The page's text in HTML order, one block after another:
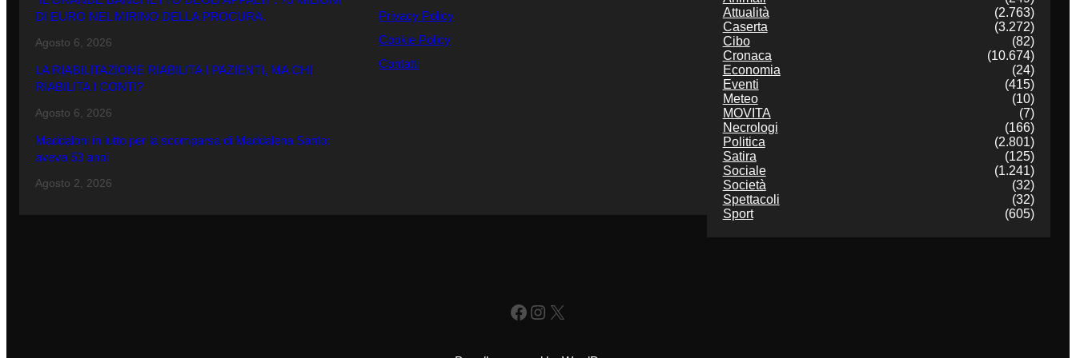
DI EURO NEL MIRINO DELLA PROCURA.
Agosto 6, 2026
LA RIABILITAZIONE RIABILITA I PAZIENTI, MA CHI
RIABILITA I CONTI?
Agosto 6, 2026
Maddaloni in lutto per la scomparsa di Maddalena Santo:
aveva 53 anni
Agosto 2, 2026
Privacy Policy
Cookie Policy
Contatti
Attualità
(2.763)
Caserta
(3.272)
Cibo
(82)
Cronaca
(10.674)
Economia
(24)
Eventi
(415)
Meteo
(10)
MOVITA
(7)
Necrologi
(166)
Politica
(2.801)
Satira
(125)
Sociale
(1.241)
Società
(32)
Spettacoli
(32)
Sport
(605)
Facebook
Instagram
X